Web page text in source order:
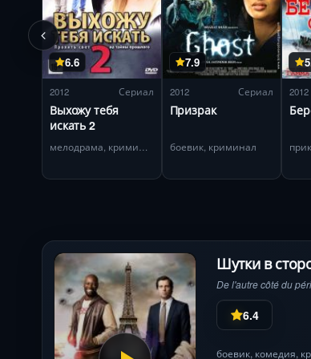
6.6
2012 Сериал
Выхожу тебя
искать 2
7.9
2012 Сериал
Призрак
боевик, криминал
2012
Шутки в
De l'autre côté du
6.4
боевик, комедия,